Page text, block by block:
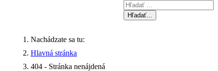
Hľadať...
Nachádzate sa tu:
Hlavná stránka
404 - Stránka nenájdená